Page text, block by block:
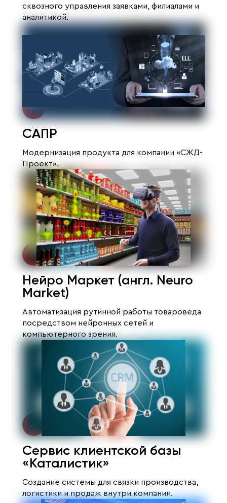
сквозного управления заявками, филиалами и
аналитикой.
САПР
Модернизация продукта для компании «СЖД-
Проект».
Нейро Маркет (англ. Neuro
Market)
Автоматизация рутинной работы товароведа
посредством нейронных сетей и
компьютерного зрения.
Сервис клиентской базы
«Каталистик»
Создание системы для связки производства,
логистики и продаж внутри компании.